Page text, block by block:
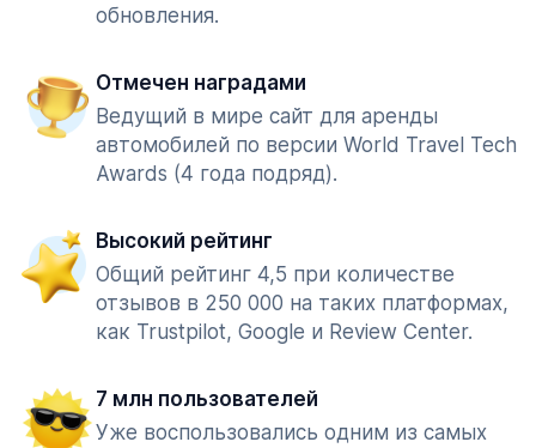
обновления.
Отмечен наградами
Ведущий в мире сайт для аренды
автомобилей по версии World Travel Tech
Awards (4 года подряд).
Высокий рейтинг
Общий рейтинг 4,5 при количестве
отзывов в 250 000 на таких платформах,
как Trustpilot, Google и Review Center.
7 млн пользователей
Уже воспользовались одним из самых